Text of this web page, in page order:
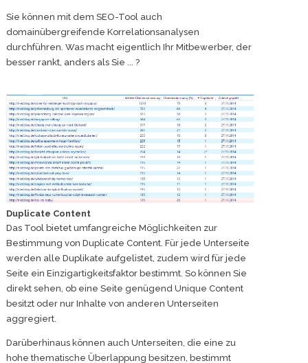
Sie können mit dem SEO-Tool auch
domainübergreifende Korrelationsanalysen
durchführen. Was macht eigentlich Ihr Mitbewerber, der
besser rankt, anders als Sie ... ?
Duplicate Content
Das Tool bietet umfangreiche Möglichkeiten zur
Bestimmung von Duplicate Content. Für jede Unterseite
werden alle Duplikate aufgelistet, zudem wird für jede
Seite ein Einzigartigkeitsfaktor bestimmt. So können Sie
direkt sehen, ob eine Seite genügend Unique Content
besitzt oder nur Inhalte von anderen Unterseiten
aggregiert.
Darüberhinaus können auch Unterseiten, die eine zu
hohe thematische Überlappung besitzen, bestimmt